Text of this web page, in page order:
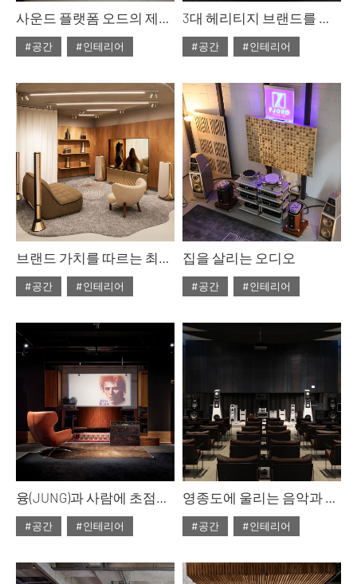
사운드 플랫폼 오드의 제안, 오드 메종
#공간
#인테리어
#ISSUE308
3대 헤리티지 브랜드를 경험하는 유일한 공간, 코튼오디오
#공간
#인테리어
#ISSUE308
브랜드 가치를 따르는 최상급 사운드, 뱅앤올룹슨 @신세계 더 헤리티지
#공간
#인테리어
집을 살리는 오디오
#공간
#인테리어
#ISSUE308
융(JUNG)과 사람에 초점을 맞춘 비밀 사운드 룸
#공간
#인테리어
#ISSUE308
영종도에 울리는 음악과 커피의 향기, 베토벤하우스
#공간
#인테리어
#ISSUE308